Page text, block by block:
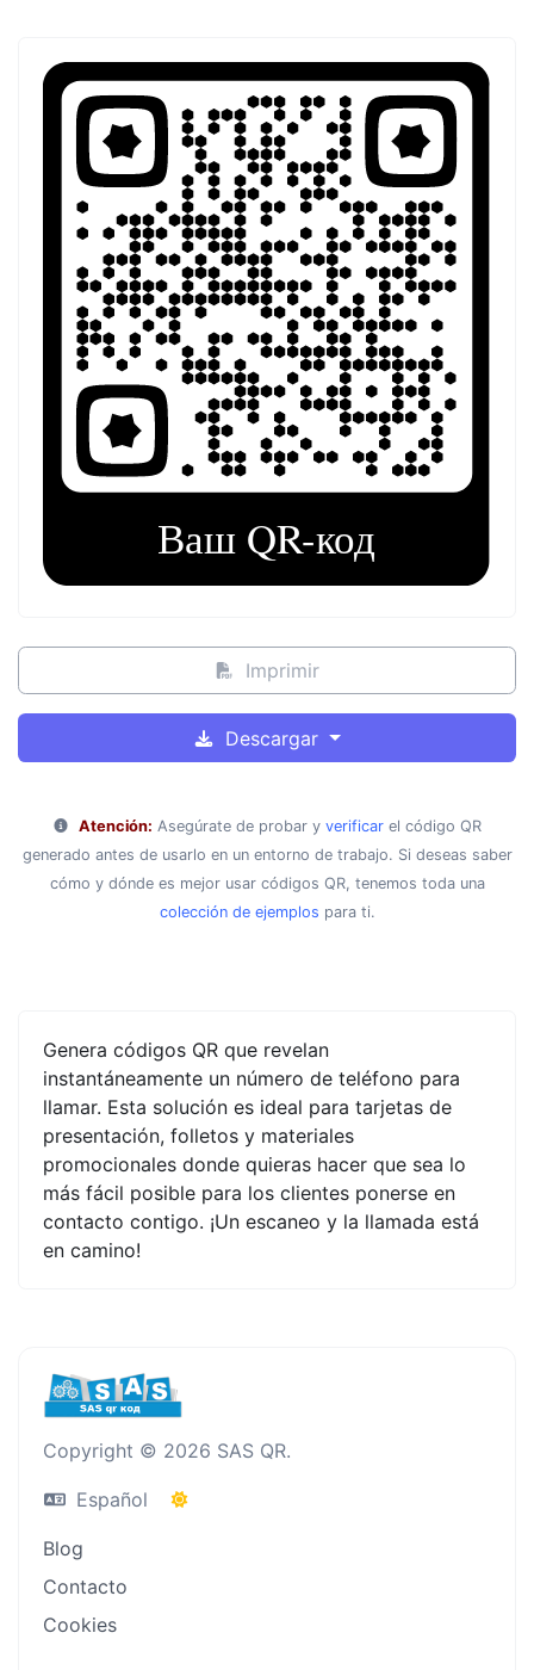
Imprimir
Descargar
Atención: Asegúrate de probar y verificar el código QR
generado antes de usarlo en un entorno de trabajo. Si deseas saber
cómo y dónde es mejor usar códigos QR, tenemos toda una
colección de ejemplos para ti.
Genera códigos QR que revelan
instantáneamente un número de teléfono para
llamar. Esta solución es ideal para tarjetas de
presentación, folletos y materiales
promocionales donde quieras hacer que sea lo
más fácil posible para los clientes ponerse en
contacto contigo. ¡Un escaneo y la llamada está
en camino!
Copyright © 2026 SAS QR.
Español
Blog
Contacto
Cookies